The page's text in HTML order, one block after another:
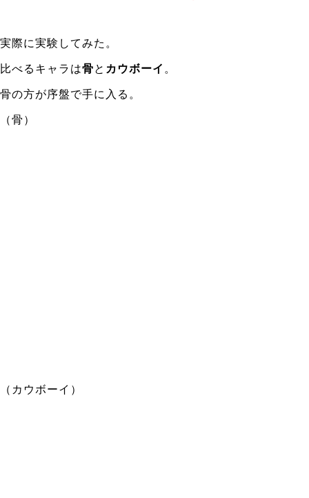
実際に実験してみた。
比べるキャラは骨と カウボーイ 。
骨の方が序盤で手に入る。
（骨）
（カウボーイ）